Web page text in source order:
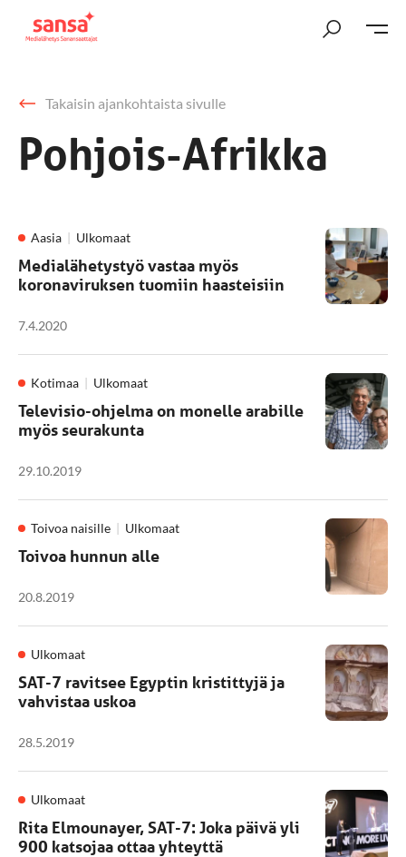
Takaisin ajankohtaista sivulle
Pohjois-Afrikka
Aasia Ulkomaat
Medialähetystyö vastaa myös
koronaviruksen tuomiin haasteisiin
7.4.2020
Kotimaa Ulkomaat
Televisio-ohjelma on monelle arabille
myös seurakunta
29.10.2019
Toivoa naisille Ulkomaat
Toivoa hunnun alle
20.8.2019
Ulkomaat
SAT-7 ravitsee Egyptin kristittyjä ja
vahvistaa uskoa
28.5.2019
Ulkomaat
Rita Elmounayer, SAT-7: Joka päivä yli
900 katsojaa ottaa yhteyttä